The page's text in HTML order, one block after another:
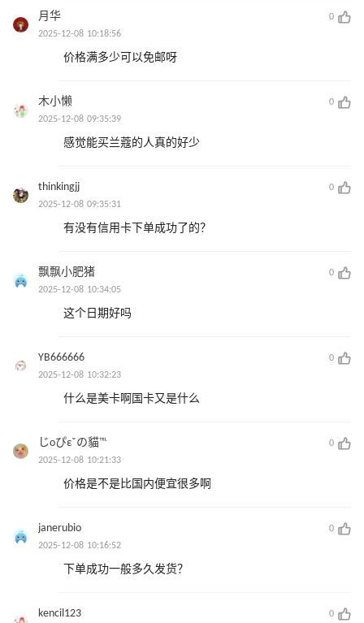
月华
0
2025-12-08 10:18:56
价格满多少可以免邮呀
木小懒
0
2025-12-08 09:35:39
感觉能买兰蔻的人真的好少
thinkingjj
0
2025-12-08 09:35:31
有没有信用卡下单成功了的？
飘飘小肥猪
0
2025-12-08 10:34:05
这个日期好吗
YB666666
0
2025-12-08 10:32:23
什么是美卡啊国卡又是什么
じοぴεˇの貓℡
0
2025-12-08 10:21:33
价格是不是比国内便宜很多啊
janerubio
0
2025-12-08 10:16:52
下单成功一般多久发货？
kencil123
0